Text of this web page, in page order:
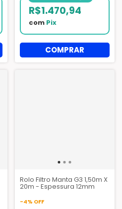
R$1.470,94
com Pix
Rolo Filtro Manta G3 1,50m X
20m - Espessura 12mm
-4% OFF